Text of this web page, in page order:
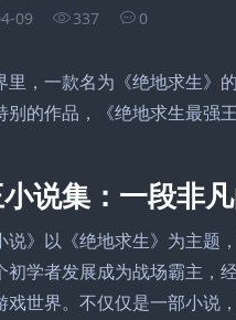
09 337 0
里，一款名为《绝地求生》
别的作品，《绝地求生最强
说集：一段非凡
说》以《绝地求生》为主
初学者发展成为战场霸主，
戏世界。不仅仅是一部小说